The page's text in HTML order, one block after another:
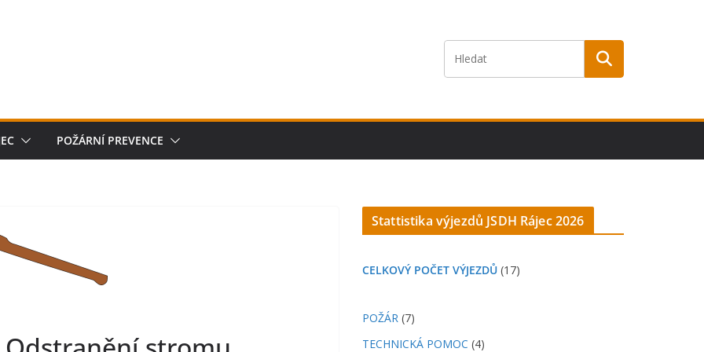
POŽÁRNÍ PREVENCE
Stattistika výjezdů JSDH Rájec 2026
CELKOVÝ POČET VÝJEZDŮ (17)
POŽÁR (7)
TECHNICKÁ POMOC (4)